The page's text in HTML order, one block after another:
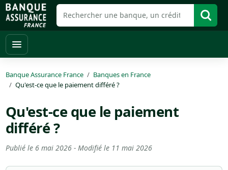
Banque Assurance France
Banques en France
Qu'est-ce que le paiement différé ?
Qu'est-ce que le paiement
différé ?
Publié le 6 mai 2026- Modifié le 11 mai 2026